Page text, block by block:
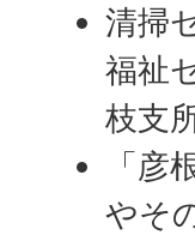
清掃
福祉
枝支
「
やそ